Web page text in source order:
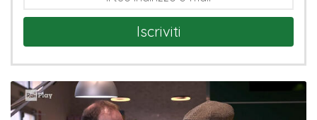
Iscriviti